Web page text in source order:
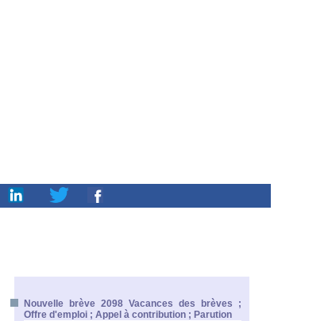
Nouvelle brève 2098 Vacances des brèves ;
Offre d'emploi ; Appel à contribution ; Parution